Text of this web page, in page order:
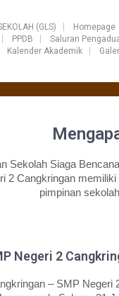
(GLS)
Homepage
PPDB
Saluran
Kalender Akademik
Sekolah Siaga
2 Cangkringan
pimpinan
Negeri 2
– SMP